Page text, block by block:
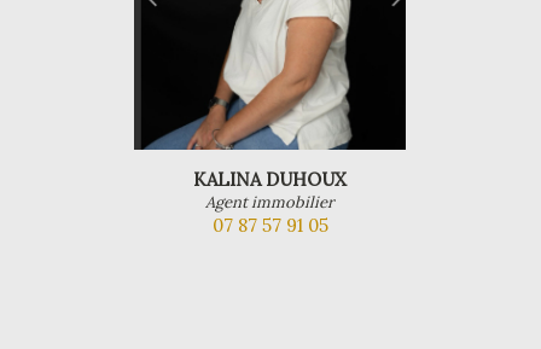
KALINA DUHOUX
Agent immobilier
07 87 57 91 05